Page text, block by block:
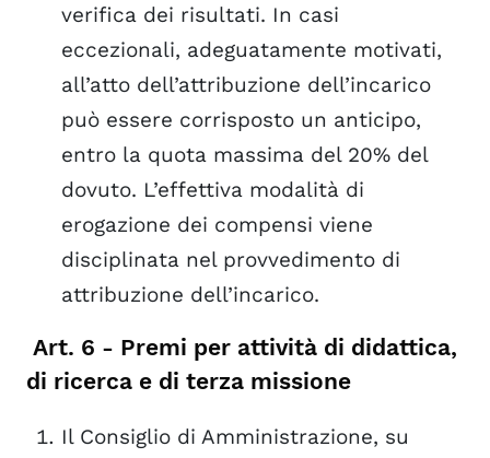
verifica dei risultati. In casi
eccezionali, adeguatamente motivati,
all’atto dell’attribuzione dell’incarico
può essere corrisposto un anticipo,
entro la quota massima del 20% del
dovuto. L’effettiva modalità di
erogazione dei compensi viene
disciplinata nel provvedimento di
attribuzione dell’incarico.
Art. 6 - Premi per attività di didattica,
di ricerca e di terza missione
Il Consiglio di Amministrazione, su